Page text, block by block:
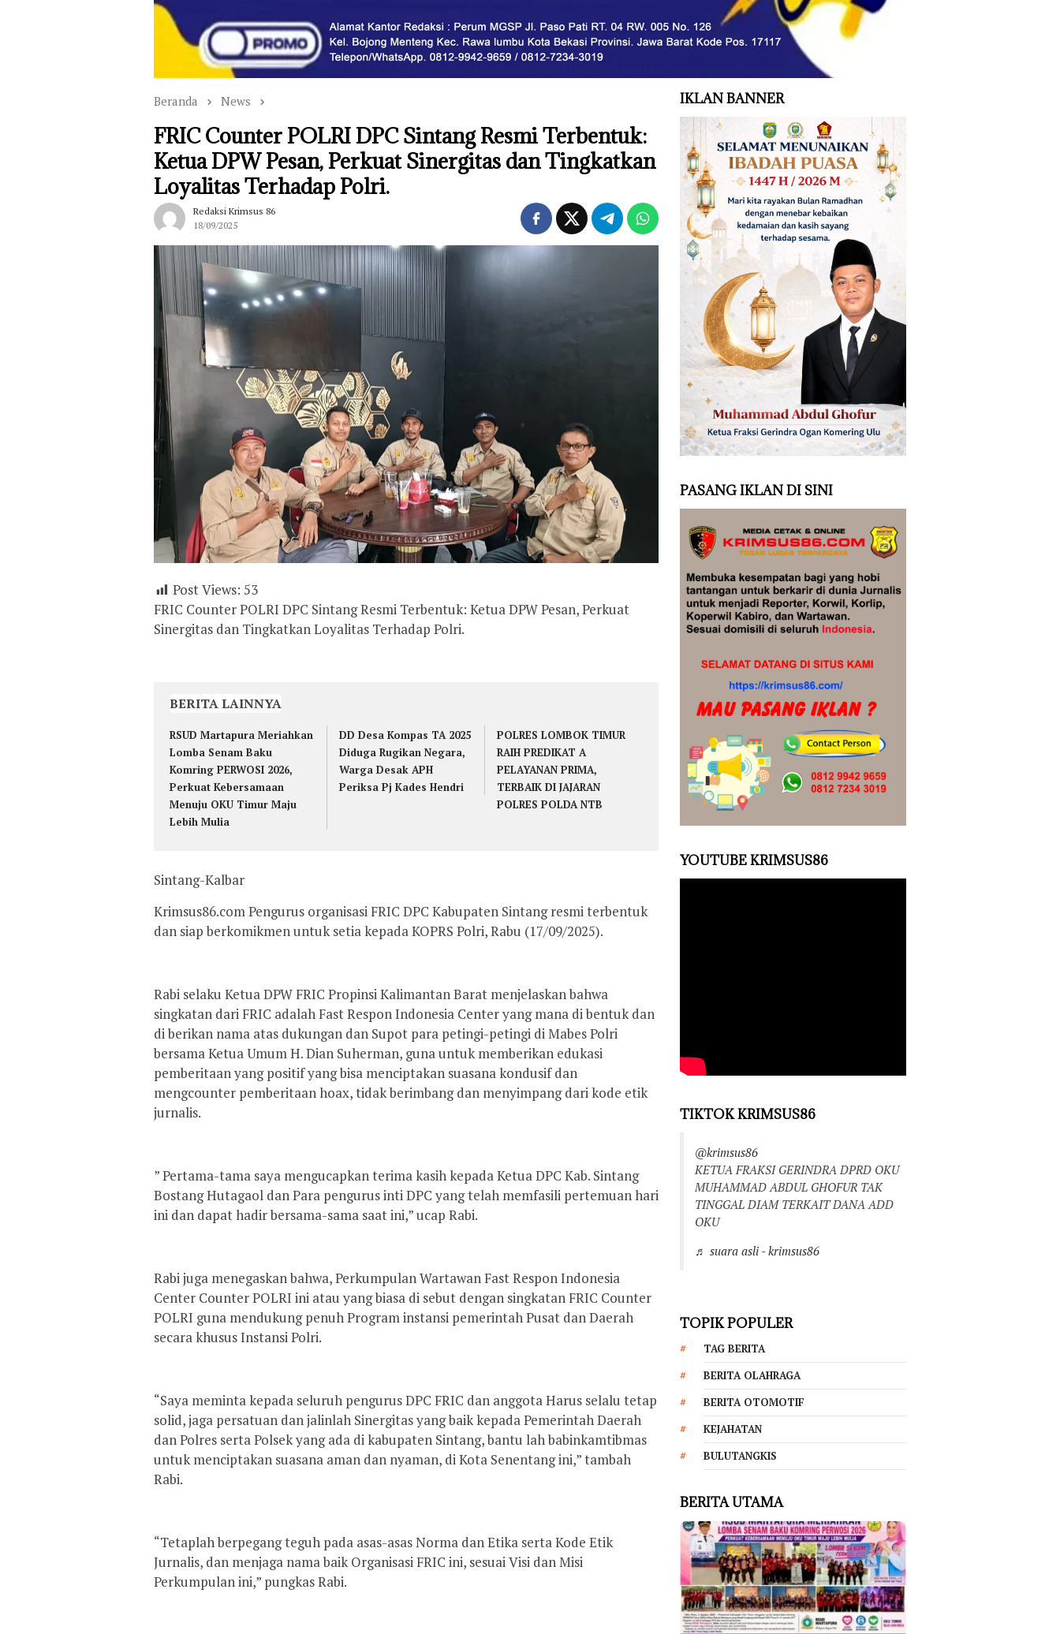
Beranda News
FRIC Counter POLRI DPC Sintang Resmi Terbentuk:
Ketua DPW Pesan, Perkuat Sinergitas dan Tingkatkan
Loyalitas Terhadap Polri.
Redaksi Krimsus 86
18/09/2025
Post Views: 53
FRIC Counter POLRI DPC Sintang Resmi Terbentuk: Ketua DPW Pesan, Perkuat
Sinergitas dan Tingkatkan Loyalitas Terhadap Polri.
BERITA LAINNYA
RSUD Martapura Meriahkan
Lomba Senam Baku
Komring PERWOSI 2026,
Perkuat Kebersamaan
Menuju OKU Timur Maju
Lebih Mulia
DD Desa Kompas TA 2025
Diduga Rugikan Negara,
Warga Desak APH
Periksa Pj Kades Hendri
POLRES LOMBOK TIMUR
RAIH PREDIKAT A
PELAYANAN PRIMA,
TERBAIK DI JAJARAN
POLRES POLDA NTB
Sintang-Kalbar
Krimsus86.com Pengurus organisasi FRIC DPC Kabupaten Sintang resmi terbentuk
dan siap berkomikmen untuk setia kepada KOPRS Polri, Rabu (17/09/2025).
Rabi selaku Ketua DPW FRIC Propinsi Kalimantan Barat menjelaskan bahwa
singkatan dari FRIC adalah Fast Respon Indonesia Center yang mana di bentuk dan
di berikan nama atas dukungan dan Supot para petingi-petingi di Mabes Polri
bersama Ketua Umum H. Dian Suherman, guna untuk memberikan edukasi
pemberitaan yang positif yang bisa menciptakan suasana kondusif dan
mengcounter pemberitaan hoax, tidak berimbang dan menyimpang dari kode etik
jurnalis.
” Pertama-tama saya mengucapkan terima kasih kepada Ketua DPC Kab. Sintang
Bostang Hutagaol dan Para pengurus inti DPC yang telah memfasili pertemuan hari
ini dan dapat hadir bersama-sama saat ini,” ucap Rabi.
Rabi juga menegaskan bahwa, Perkumpulan Wartawan Fast Respon Indonesia
Center Counter POLRI ini atau yang biasa di sebut dengan singkatan FRIC Counter
POLRI guna mendukung penuh Program instansi pemerintah Pusat dan Daerah
secara khusus Instansi Polri.
“Saya meminta kepada seluruh pengurus DPC FRIC dan anggota Harus selalu tetap
solid, jaga persatuan dan jalinlah Sinergitas yang baik kepada Pemerintah Daerah
dan Polres serta Polsek yang ada di kabupaten Sintang, bantu lah babinkamtibmas
untuk menciptakan suasana aman dan nyaman, di Kota Senentang ini,” tambah
Rabi.
“Tetaplah berpegang teguh pada asas-asas Norma dan Etika serta Kode Etik
Jurnalis, dan menjaga nama baik Organisasi FRIC ini, sesuai Visi dan Misi
Perkumpulan ini,” pungkas Rabi.
IKLAN BANNER
PASANG IKLAN DI SINI
YOUTUBE KRIMSUS86
TIKTOK KRIMSUS86
@krimsus86
KETUA FRAKSI GERINDRA DPRD OKU
MUHAMMAD ABDUL GHOFUR TAK
TINGGAL DIAM TERKAIT DANA ADD
OKU
♬ suara asli - krimsus86
TOPIK POPULER
TAG BERITA
BERITA OLAHRAGA
BERITA OTOMOTIF
KEJAHATAN
BULUTANGKIS
BERITA UTAMA